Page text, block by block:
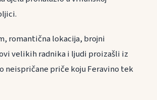
romantična lokacija, brojni
velikih radnika i ljudi proizašli iz
neispričane priče koju Feravino tek